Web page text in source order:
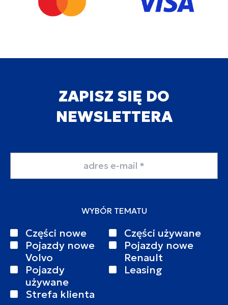
ZAPISZ SIĘ DO
NEWSLETTERA
WYBÓR TEMATU
Części nowe
Części używane
Pojazdy nowe
Volvo
Pojazdy nowe
Renault
Pojazdy
używane
Leasing
Strefa klienta